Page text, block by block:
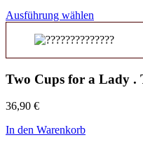
Ausführung wählen
Two Cups for a Lady .
36,90 €
In den Warenkorb